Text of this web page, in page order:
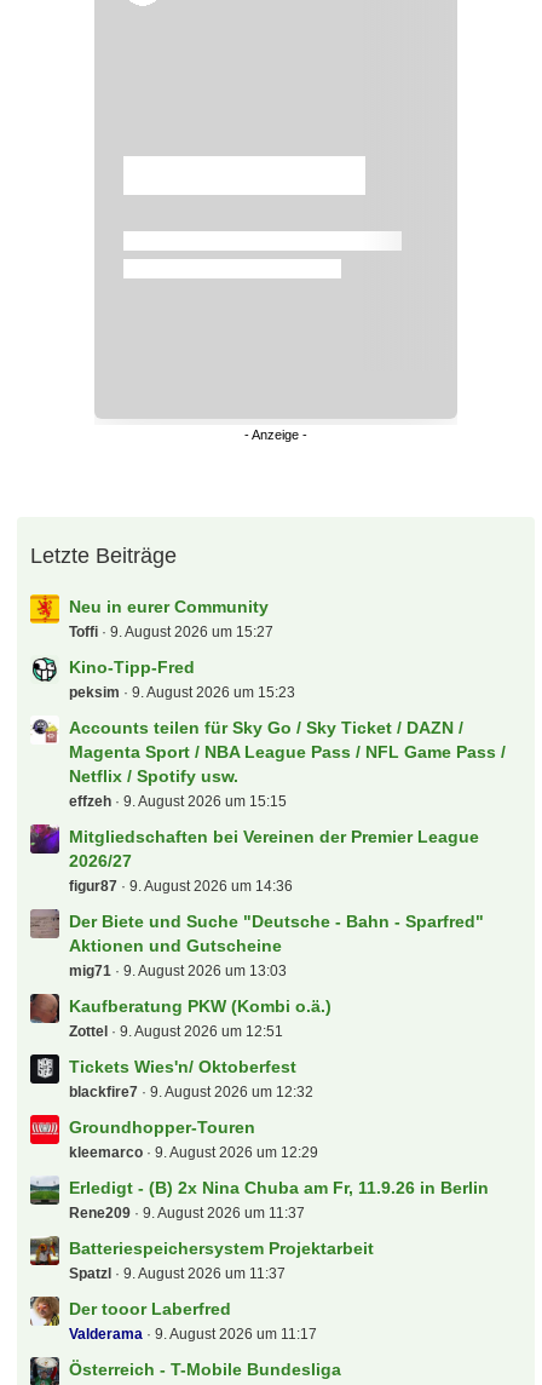
Letzte Beiträge
Neu in eurer Community
Toffi 9. August 2026 um 15:27
Kino-Tipp-Fred
peksim 9. August 2026 um 15:23
Accounts teilen für Sky Go / Sky Ticket / DAZN /
Magenta Sport / NBA League Pass / NFL Game Pass /
Netflix / Spotify usw.
effzeh 9. August 2026 um 15:15
Mitgliedschaften bei Vereinen der Premier League
2026/27
figur87 9. August 2026 um 14:36
Der Biete und Suche "Deutsche - Bahn - Sparfred"
Aktionen und Gutscheine
mig71 9. August 2026 um 13:03
Kaufberatung PKW (Kombi o.ä.)
Zottel 9. August 2026 um 12:51
Tickets Wies'n/ Oktoberfest
blackfire7 9. August 2026 um 12:32
Groundhopper-Touren
kleemarco 9. August 2026 um 12:29
Erledigt - (B) 2x Nina Chuba am Fr, 11.9.26 in Berlin
Rene209 9. August 2026 um 11:37
Batteriespeichersystem Projektarbeit
Spatzl 9. August 2026 um 11:37
Der tooor Laberfred
Valderama 9. August 2026 um 11:17
Österreich - T-Mobile Bundesliga